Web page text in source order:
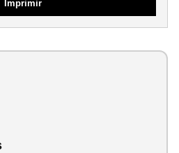
Imprimir